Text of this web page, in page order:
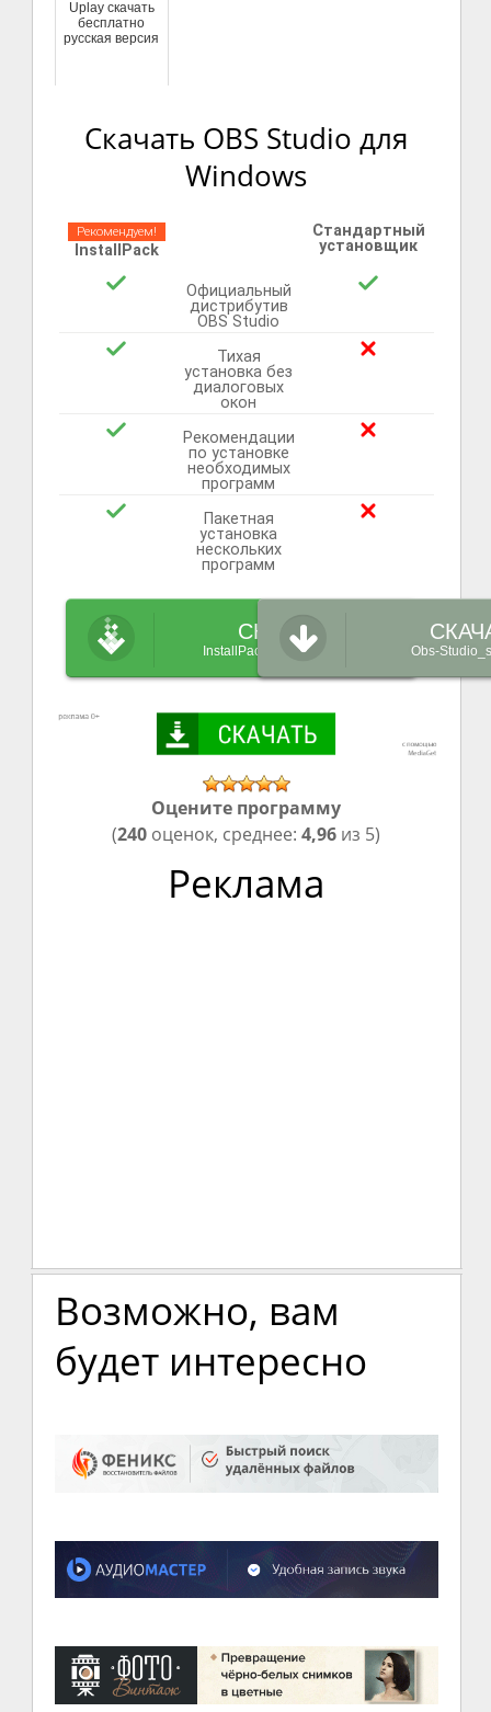
Uplay скачать
бесплатно
русская версия
Скачать OBS Studio для
Windows
Рекомендуем!
InstallPack
Стандартный
установщик
Официальный
дистрибутив
OBS Studio
Тихая
установка без
диалоговых
окон
Рекомендации
по установке
необходимых
программ
Пакетная
установка
нескольких
программ
СКАЧАТЬ
InstallPack_Obs-Studio.exe Obs-
Оцените программу
(240 оценок, среднее:4,96 из 5)
Реклама
Возможно, вам
будет интересно